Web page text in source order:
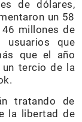
de dólares,
un 58
millones de
usuarios que
que el año
tercio de la
tratando de
la libertad de